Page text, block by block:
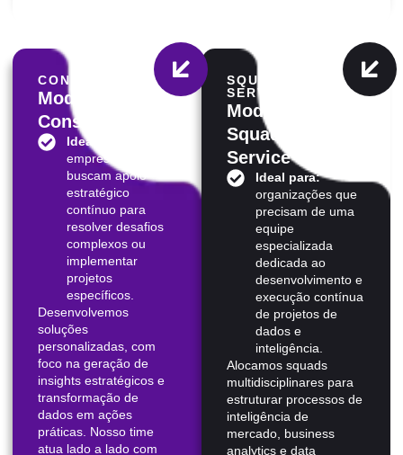
CONSULTORIA
Modelo de
Consultoria
Ideal para:
empresas que
buscam apoio
estratégico
contínuo para
resolver desafios
complexos ou
implementar
projetos
específicos.
Desenvolvemos
soluções
personalizadas, com
foco na geração de
insights estratégicos e
transformação de
dados em ações
práticas. Nosso time
atua lado a lado com
SQUAD AS A
SERVICE
Modelo de
Squad as a
Service
Ideal para:
organizações que
precisam de uma
equipe
especializada
dedicada ao
desenvolvimento e
execução contínua
de projetos de
dados e
inteligência.
Alocamos squads
multidisciplinares para
estruturar processos de
inteligência de
mercado, business
analytics e data